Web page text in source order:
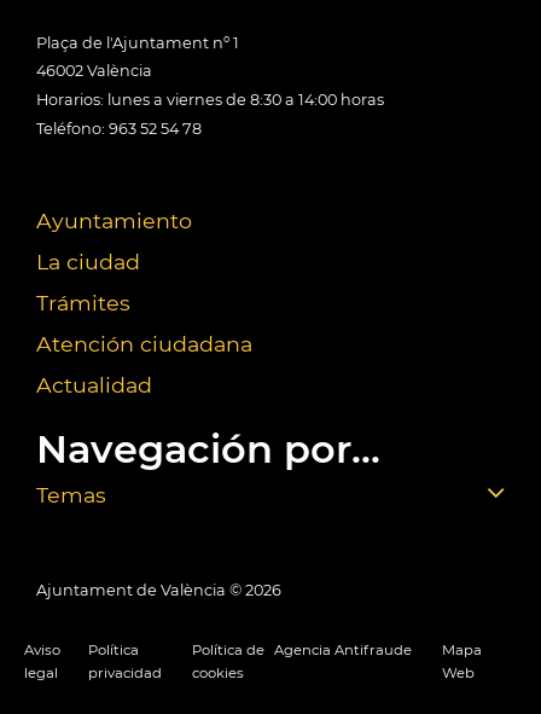
Plaça de l'Ajuntament nº 1
46002 València
Horarios: lunes a viernes de 8:30 a 14:00 horas
Teléfono: 963 52 54 78
Ayuntamiento
La ciudad
Trámites
Atención ciudadana
Actualidad
Navegación por...
Temas
Ajuntament de València © 2026
Aviso
legal
Política
privacidad
Política de
cookies
Agencia Antifraude
Mapa
Web